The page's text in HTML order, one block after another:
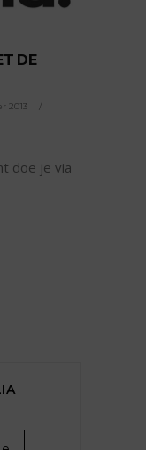
DE
2013
doe je via